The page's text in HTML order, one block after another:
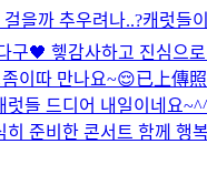
을까 추우려나..?캐럿들
구🖤 헿감사하고 진심으
좀이따 만나요~😌已上傳
럿들 드디어 내일이네요
준비한 콘서트 함께